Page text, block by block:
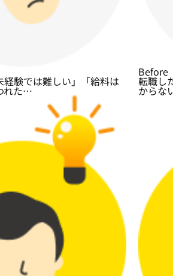
験では難しい」「給料は
れた…
Before
転職し
からな